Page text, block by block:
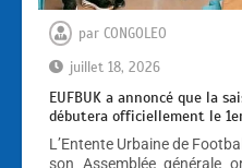
par CONGOLEO
juillet 18, 2026
EUFBUK a annoncé que la
débutera officiellement le
L’Entente Urbaine de
son Assemblée générale